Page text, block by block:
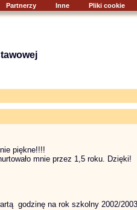
Partnerzy Inne Pliki cookie
piękne!!!!
mnie przez 1,5 roku. Dzięki!
godzinę na rok szkolny 2002/